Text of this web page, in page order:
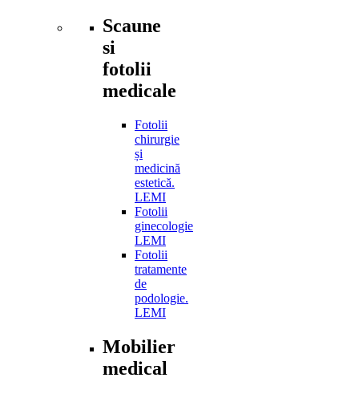
Scaune
si
fotolii
medicale
Fotolii
chirurgie
și
medicină
estetică.
LEMI
Fotolii
ginecologie
LEMI
Fotolii
tratamente
de
podologie.
LEMI
Mobilier
medical